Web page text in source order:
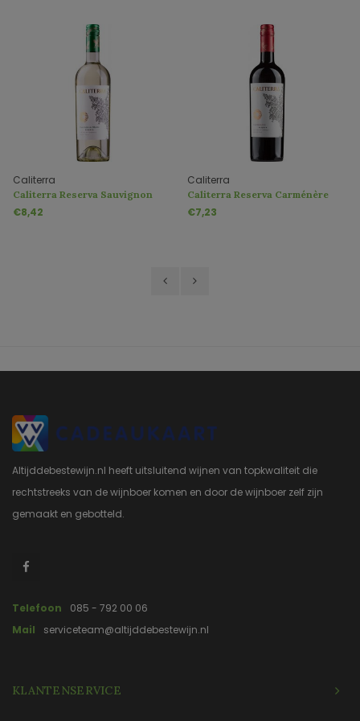
Caliterra
Caliterra Reserva Sauvignon
Blanc
€8,42
Caliterra
Caliterra Reserva Carménère
€7,23
Altijddebestewijn.nl heeft uitsluitend wijnen van topkwaliteit die
rechtstreeks van de wijnboer komen en door de wijnboer zelf zijn
gemaakt en gebotteld.
Telefoon
085 - 792 00 06
Mail
serviceteam@altijddebestewijn.nl
KLANTENSERVICE